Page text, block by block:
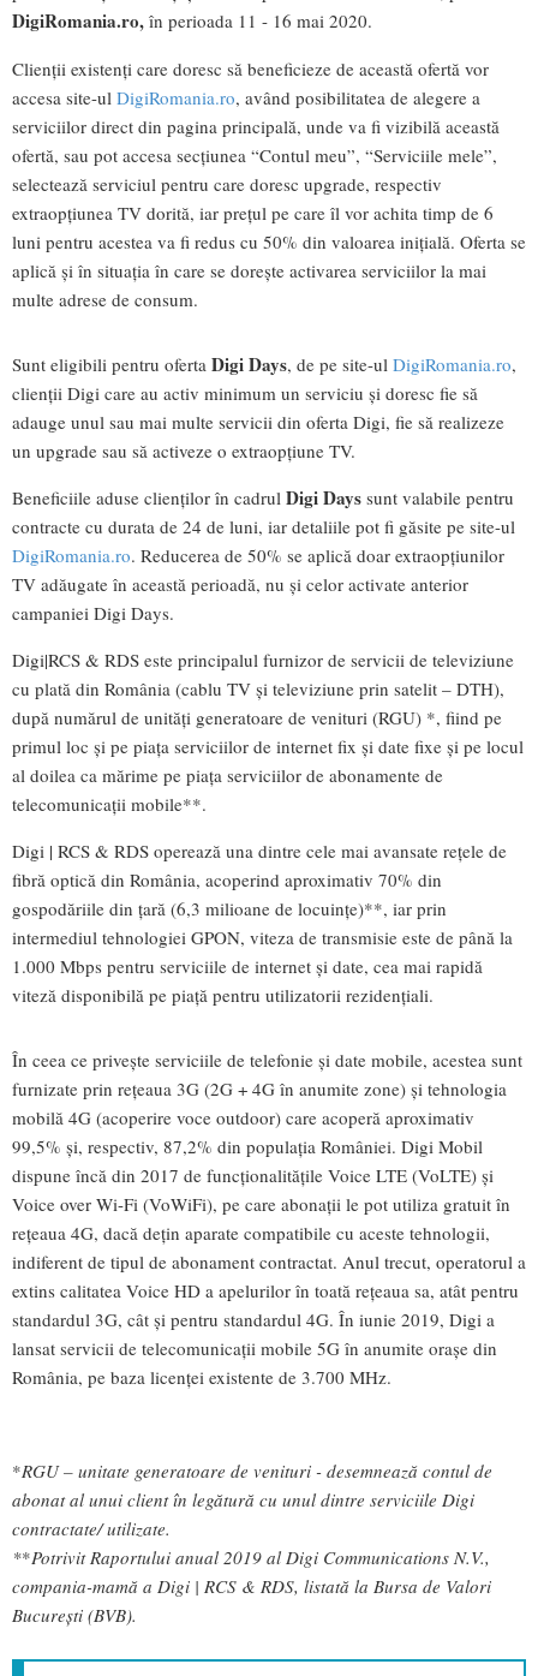
DigiRomania.ro, în perioada 11 - 16 mai 2020.
Clienții existenți care doresc să beneficieze de această ofertă vor
accesa site-ul DigiRomania.ro, având posibilitatea de alegere a
serviciilor direct din pagina principală, unde va fi vizibilă această
ofertă, sau pot accesa secţiunea “Contul meu”, “Serviciile mele”,
selectează serviciul pentru care doresc upgrade, respectiv
extraopțiunea TV dorită, iar prețul pe care îl vor achita timp de 6
luni pentru acestea va fi redus cu 50% din valoarea inițială. Oferta se
aplică și în situația în care se dorește activarea serviciilor la mai
multe adrese de consum.
Sunt eligibili pentru oferta Digi Days, de pe site-ul DigiRomania.ro,
clienții Digi care au activ minimum un serviciu și doresc fie să
adauge unul sau mai multe servicii din oferta Digi, fie să realizeze
un upgrade sau să activeze o extraopțiune TV.
Beneficiile aduse clienților în cadrul Digi Days sunt valabile pentru
contracte cu durata de 24 de luni, iar detaliile pot fi găsite pe site-ul
DigiRomania.ro. Reducerea de 50% se aplică doar extraopțiunilor
TV adăugate în această perioadă, nu și celor activate anterior
campaniei Digi Days.
Digi|RCS & RDS este principalul furnizor de servicii de televiziune
cu plată din România (cablu TV și televiziune prin satelit – DTH),
după numărul de unități generatoare de venituri (RGU) *, fiind pe
primul loc și pe piața serviciilor de internet fix și date fixe și pe locul
al doilea ca mărime pe piața serviciilor de abonamente de
telecomunicații mobile**.
Digi | RCS & RDS operează una dintre cele mai avansate rețele de
fibră optică din România, acoperind aproximativ 70% din
gospodăriile din țară (6,3 milioane de locuințe)**, iar prin
intermediul tehnologiei GPON, viteza de transmisie este de până la
1.000 Mbps pentru serviciile de internet și date, cea mai rapidă
viteză disponibilă pe piață pentru utilizatorii rezidențiali.
În ceea ce privește serviciile de telefonie și date mobile, acestea sunt
furnizate prin rețeaua 3G (2G + 4G în anumite zone) și tehnologia
mobilă 4G (acoperire voce outdoor) care acoperă aproximativ
99,5% și, respectiv, 87,2% din populația României. Digi Mobil
dispune încă din 2017 de funcționalitățile Voice LTE (VoLTE) și
Voice over Wi-Fi (VoWiFi), pe care abonații le pot utiliza gratuit în
rețeaua 4G, dacă dețin aparate compatibile cu aceste tehnologii,
indiferent de tipul de abonament contractat. Anul trecut, operatorul a
extins calitatea Voice HD a apelurilor în toată rețeaua sa, atât pentru
standardul 3G, cât și pentru standardul 4G. În iunie 2019, Digi a
lansat servicii de telecomunicații mobile 5G în anumite orașe din
România, pe baza licenței existente de 3.700 MHz.
*RGU – unitate generatoare de venituri - desemnează contul de
abonat al unui client în legătură cu unul dintre serviciile Digi
contractate/ utilizate.
**Potrivit Raportului anual 2019 al Digi Communications N.V.,
compania-mamă a Digi | RCS & RDS, listată la Bursa de Valori
București (BVB).